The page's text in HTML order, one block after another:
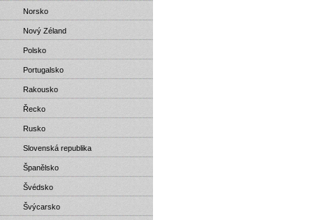
Norsko
Nový Zéland
Polsko
Portugalsko
Rakousko
Řecko
Rusko
Slovenská republika
Španělsko
Švédsko
Švýcarsko